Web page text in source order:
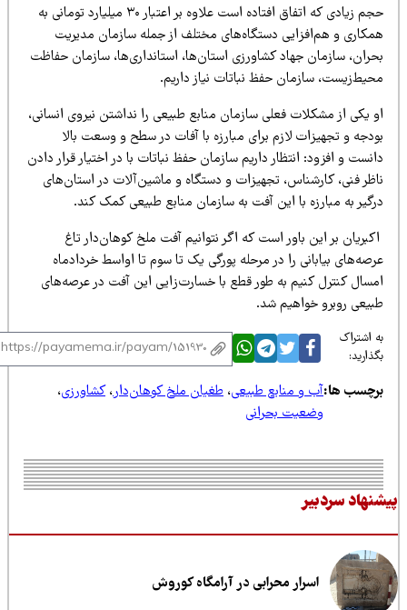
حجم زیادی که اتفاق افتاده است علاوه بر اعتبار ۳۰ میلیارد تومانی به
و هم‌افزایی دستگاه‌های مختلف از جمله سازمان مدیریت
سازمان جهاد کشاورزی استان‌ها، استانداری‌ها، سازمان حفاظت
سازمان حفظ نباتات نیاز داریم.
یکی از مشکلات فعلی سازمان منابع طبیعی را نداشتن نیروی انسانی،
و تجهیزات لازم برای مبارزه با آفات در سطح و وسعت بالا
و افزود: انتظار داریم سازمان حفظ نباتات با در اختیار قرار دادن
فنی، کارشناس، تجهیزات و دستگاه و ماشین‌آلات در استان‌های
به مبارزه با این آفت به سازمان منابع طبیعی کمک کند.
بر این باور است که اگر نتوانیم آفت ملخ کوهان‌دار تاغ
بیابانی را در مرحله پورگی یک تا سوم تا اواسط خردادماه
کنترل کنیم به طور قطع با خسارت‌زایی این آفت در عرصه‌های
روبرو خواهیم شد.
اشتراک
ها:آب و منابع طبیعی،طغیان ملخ کوهان‌دار،کشاورزی،
وضعیت بحرانی
سردبیر
اسرار محرابی در آرامگاه کوروش